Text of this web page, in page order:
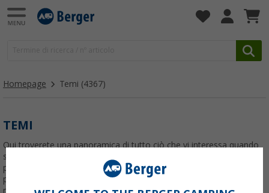
Homepage Temi (4367)
TEMI
Qui troverete una panoramica di tutto ciò che vi interessa quando
si tratta di campeggio. Vi presentiamo le offerte stagionali, i
prodotti più interessanti e le grandi promozioni. Tutto questo solo
perchè abbiamo una missione: dotare tutti i campeggiatori dei
migliori accessori!